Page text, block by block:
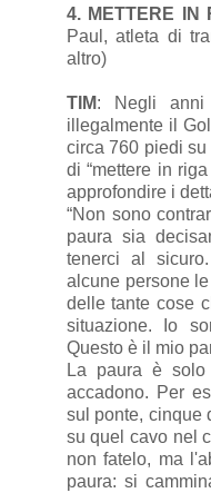
4. METTERE IN
Paul, atleta di
altro)
TIM: Negli anni
illegalmente il
circa 760 piedi
di “mettere in
approfondire i
“Non sono
paura sia
tenerci al
alcune persone
delle tante cose
situazione. Io
Questo è il mio
La paura è
accadono. Per
sul ponte, cinque
su quel cavo nel
non fatelo, ma
paura: si